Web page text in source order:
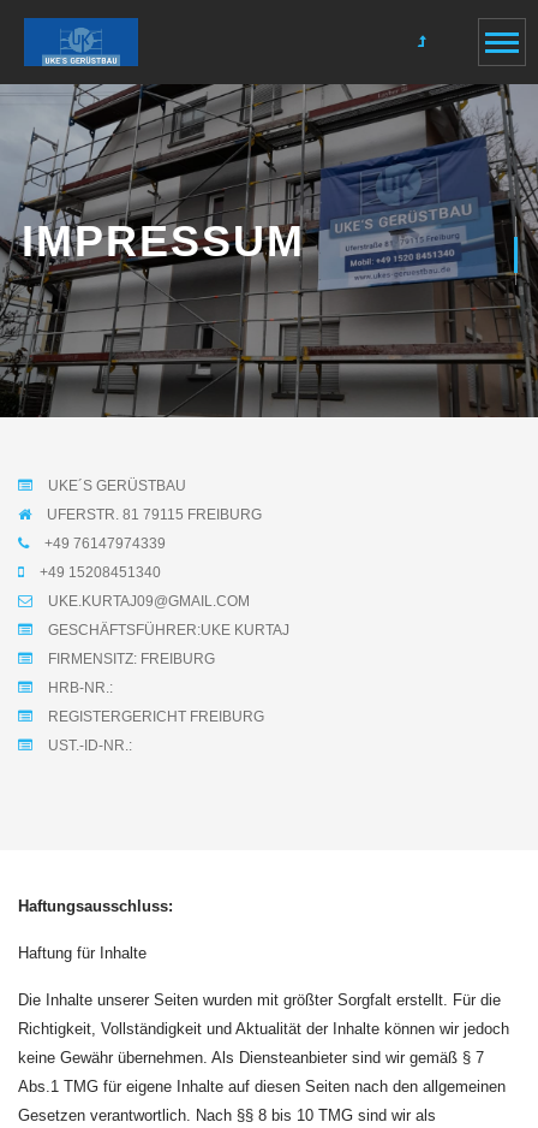
IMPRESSUM
UKE´S GERÜSTBAU
UFERSTR. 81 79115 FREIBURG
+49 76147974339
+49 15208451340
UKE.KURTAJ09@GMAIL.COM
GESCHÄFTSFÜHRER:UKE KURTAJ
FIRMENSITZ: FREIBURG
HRB-NR.:
REGISTERGERICHT FREIBURG
UST.-ID-NR.:
Haftungsausschluss:
Haftung für Inhalte
Die Inhalte unserer Seiten wurden mit größter Sorgfalt erstellt. Für die
Richtigkeit, Vollständigkeit und Aktualität der Inhalte können wir jedoch
keine Gewähr übernehmen. Als Diensteanbieter sind wir gemäß § 7
Abs.1 TMG für eigene Inhalte auf diesen Seiten nach den allgemeinen
Gesetzen verantwortlich. Nach §§ 8 bis 10 TMG sind wir als